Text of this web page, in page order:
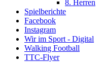
8. Herren
Spielberichte
Facebook
Instagram
Wir im Sport - Digital
Walking Football
TTC-Flyer